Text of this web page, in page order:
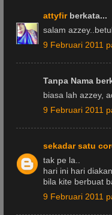
attyfirberkata...
salam
9 Februari 2011
Tanpa Nama
biasa lah azzey,
9 Februari 2011
sekadar satu
tak pe la..
hari ini hari
bila kite berbuat
9 Februari 2011